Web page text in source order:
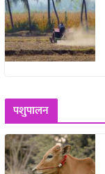
पशुपालन